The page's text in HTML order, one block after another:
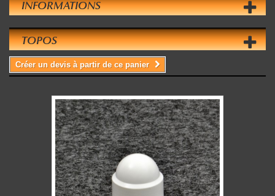
INFORMATIONS
TOPOS
Créer un devis à partir de ce panier